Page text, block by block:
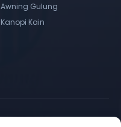
Awning Gulung
Kanopi Kain